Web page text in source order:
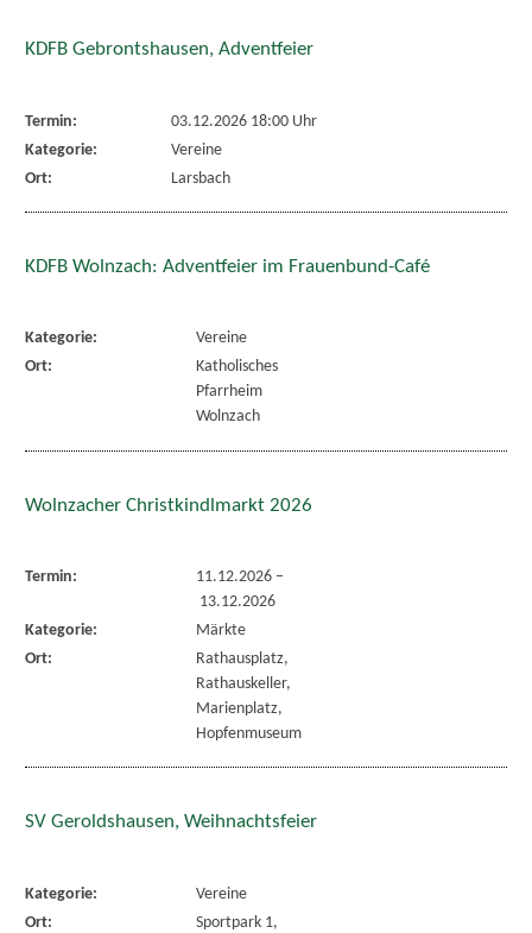
KDFB Gebrontshausen, Adventfeier
Termin:
03.12.2026 18:00 Uhr
Kategorie:
Vereine
Ort:
Larsbach
KDFB Wolnzach: Adventfeier im Frauenbund-Café
Kategorie:
Vereine
Ort:
Katholisches
Pfarrheim
Wolnzach
Wolnzacher Christkindlmarkt 2026
Termin: 11.12.2026–
13.12.2026
Kategorie:
Märkte
Ort:
Rathausplatz,
Rathauskeller,
Marienplatz,
Hopfenmuseum
SV Geroldshausen, Weihnachtsfeier
Kategorie:
Vereine
Ort:
Sportpark 1,